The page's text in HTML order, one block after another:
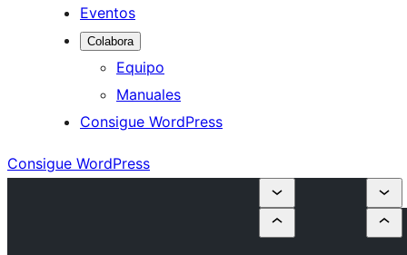
Eventos
Colabora
Equipo
Manuales
Consigue WordPress
Consigue WordPress